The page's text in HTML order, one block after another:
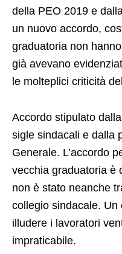
della PEO 2019 e
un nuovo accordo,
graduatoria non
già avevano
le molteplici criticità
Accordo stipulato
sigle sindacali e dalla
Generale. L’accordo
vecchia graduatoria è
non è stato neanche
collegio sindacale. Un
illudere i lavoratori
impraticabile.